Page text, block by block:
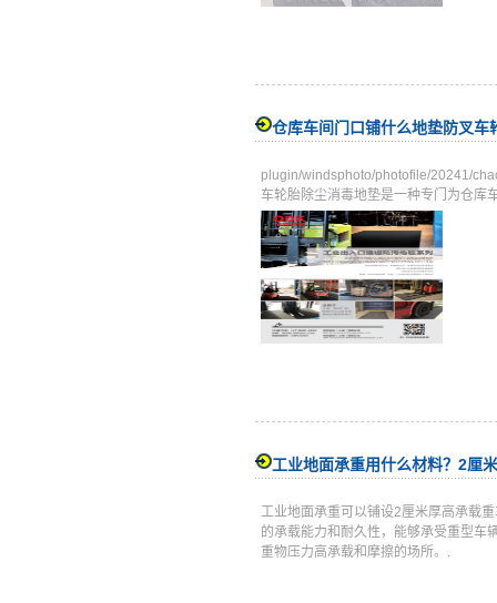
仓库车间门口铺什么地垫防叉
plugin/windsphoto/photofile/20241/
车轮胎除尘消毒地垫是一种专门为仓库
工业地面承重用什么材料？2厘
工业地面承重可以铺设2厘米厚高承载
的承载能力和耐久性，能够承受重型车
重物压力高承载和摩擦的场所。.